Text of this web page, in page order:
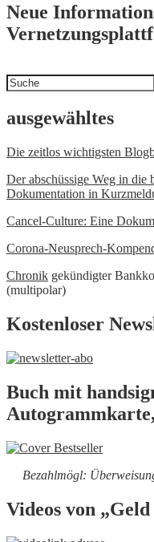
Neue
Suchen
nach
ausgewähltes
Die zeitlos wichtigsten
Der abschüssige Weg in die
Dokumentation in
Cancel-Culture: Eine
Corona-Neusprech-
Chronik gekündigter
(multipolar)
Kostenloser
Buch mit
Bezahlmögl:
Videos von